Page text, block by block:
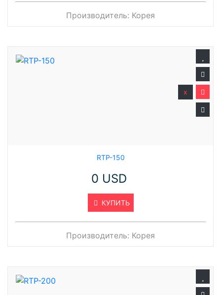
Производитель: Корея
RTP-150
0 USD
КУПИТЬ
x
Производитель: Корея